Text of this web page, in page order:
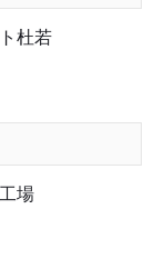
杜若
場